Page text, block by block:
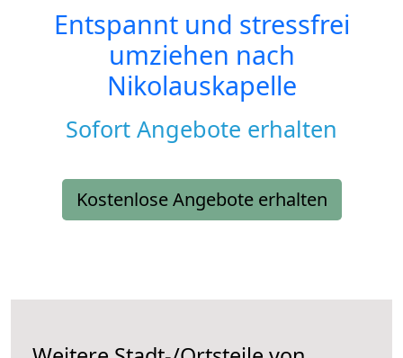
Entspannt und stressfrei
umziehen nach
Nikolauskapelle
Sofort Angebote erhalten
Kostenlose Angebote erhalten